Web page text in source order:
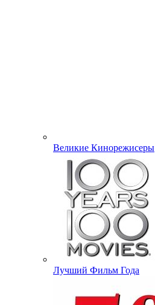
Великие Кинорежисеры
Лучший Фильм Года